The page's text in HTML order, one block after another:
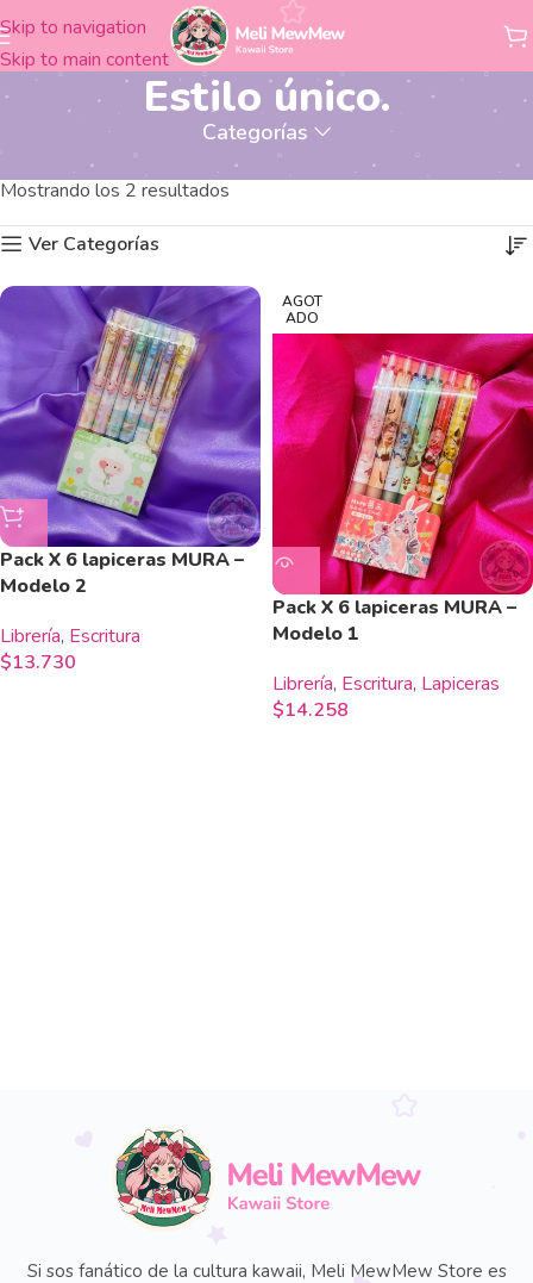
Skip to navigation
Skip to main content
Estilo único.
Categorías
Productos etiquetados “Estilo único.”
Mostrando los 2 resultados
Ver Categorías
Pack X 6 lapiceras MURA –
Modelo 2
Librería, Escritura
$13.730
AGOT
ADO
Pack X 6 lapiceras MURA –
Modelo 1
Librería, Escritura, Lapiceras
$14.258
Si sos fanático de la cultura kawaii, Meli MewMew Store es